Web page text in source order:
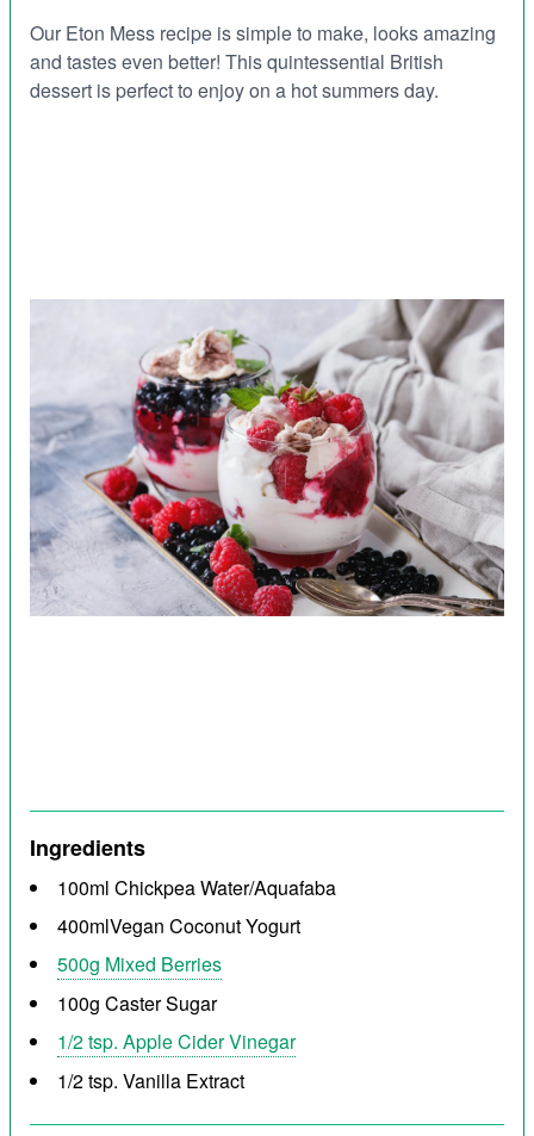
Our Eton Mess recipe is simple to make, looks amazing
and tastes even better! This quintessential British
dessert is perfect to enjoy on a hot summers day.
Ingredients
100ml Chickpea Water/Aquafaba
400mlVegan Coconut Yogurt
500g Mixed Berries
100g Caster Sugar
1/2 tsp. Apple Cider Vinegar
1/2 tsp. Vanilla Extract